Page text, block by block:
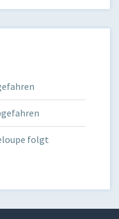
folgt